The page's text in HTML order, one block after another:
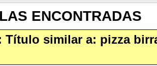
ENCONTRADAS
Título similar a: pizza